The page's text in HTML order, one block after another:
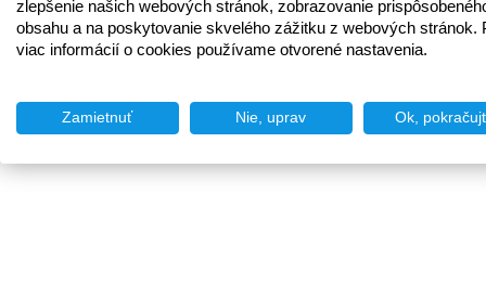
zlepšenie našich webových stránok, zobrazovanie
obsahu a na poskytovanie skvelého zážitku z webových stránok.
viac informácií o cookies používame otvorené nastavenia.
Zamietnuť Nie, uprav Ok,